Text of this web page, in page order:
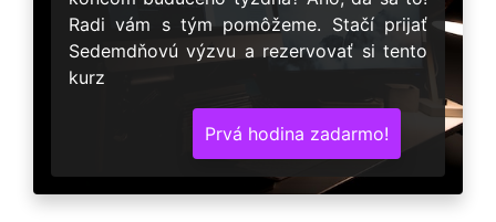
Radi vám s tým pomôžeme. Stačí prijať
Sedemdňovú výzvu a rezervovať si tento
kurz
Prvá hodina zadarmo!